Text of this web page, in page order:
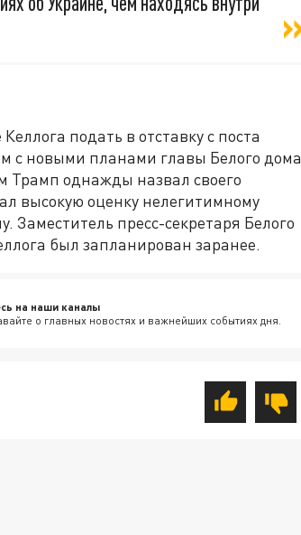
подать в отставку с поста
с новыми планами главы Белого дома
Трамп однажды назвал своего
высокую оценку нелегитимному
Заместитель пресс-секретаря Белого
был запланирован заранее.
на наши каналы
о главных новостях и важнейших событиях дня.